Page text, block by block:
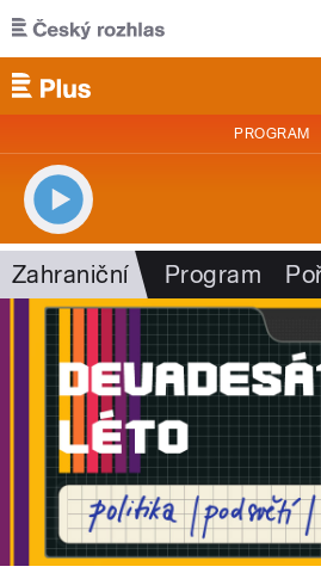
Přejít k hlavnímu obsahu
PROGRAM
Zahraniční Program